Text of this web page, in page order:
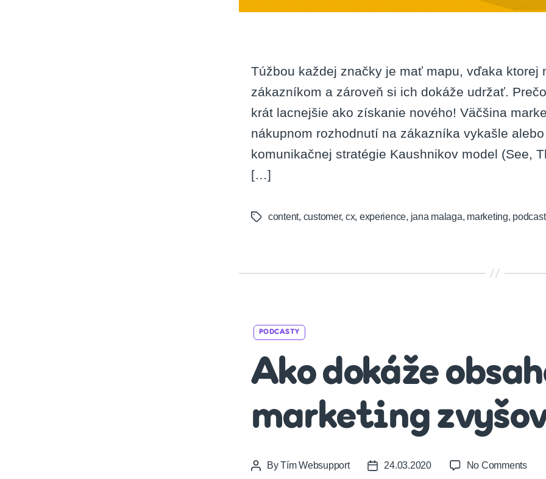
Túžbou každej značky je mať mapu, vďaka ktorej
zákazníkom a zároveň si ich dokáže udržať.
krát lacnejšie ako získanie nového! Väčšina
nákupnom rozhodnutí na zákazníka vykašle
komunikačnej stratégie Kaushnikov model (See,
[…]
Tagscontent, customer, cx, experience, jana malaga, marketing, podcast
PODCASTY
Ako dokáže
marketing
PostByTím Websupport
Post24.03.2020 No Commentson